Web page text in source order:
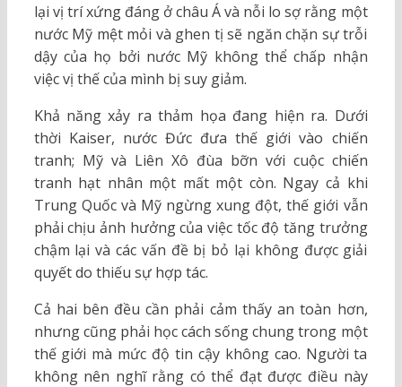
lại vị trí xứng đáng ở châu Á và nỗi lo sợ rằng một
nước Mỹ mệt mỏi và ghen tị sẽ ngăn chặn sự trỗi
dậy của họ bởi nước Mỹ không thể chấp nhận
việc vị thế của mình bị suy giảm.
Khả năng xảy ra thảm họa đang hiện ra. Dưới
thời Kaiser, nước Đức đưa thế giới vào chiến
tranh; Mỹ và Liên Xô đùa bỡn với cuộc chiến
tranh hạt nhân một mất một còn. Ngay cả khi
Trung Quốc và Mỹ ngừng xung đột, thế giới vẫn
phải chịu ảnh hưởng của việc tốc độ tăng trưởng
chậm lại và các vấn đề bị bỏ lại không được giải
quyết do thiếu sự hợp tác.
Cả hai bên đều cần phải cảm thấy an toàn hơn,
nhưng cũng phải học cách sống chung trong một
thế giới mà mức độ tin cậy không cao. Người ta
không nên nghĩ rằng có thể đạt được điều này